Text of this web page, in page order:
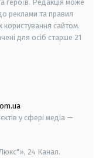
героїв. Редакція може
реклами та правил
сайтом.
для осіб старше 21
у сфері медіа —
24 Канал.